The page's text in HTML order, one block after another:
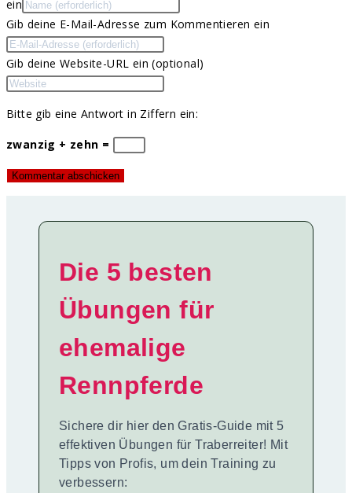
ein
Gib deine E-Mail-Adresse zum Kommentieren ein
Gib deine Website-URL ein (optional)
Bitte gib eine Antwort in Ziffern ein:
zwanzig + zehn =
Die 5 besten
Übungen für
ehemalige
Rennpferde
Sichere dir hier den Gratis-Guide mit 5
effektiven Übungen für Traberreiter! Mit
Tipps von Profis, um dein Training zu
verbessern: